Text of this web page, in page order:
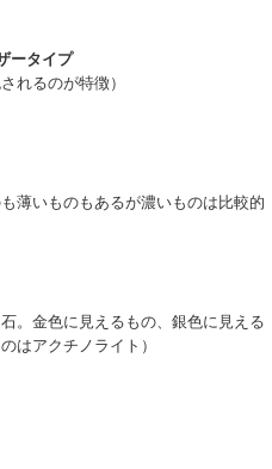
ータイプ
れるのが特徴）
薄いものもあるが濃いものは比較的
。金色に見えるもの、銀色に見える
はアクチノライト）